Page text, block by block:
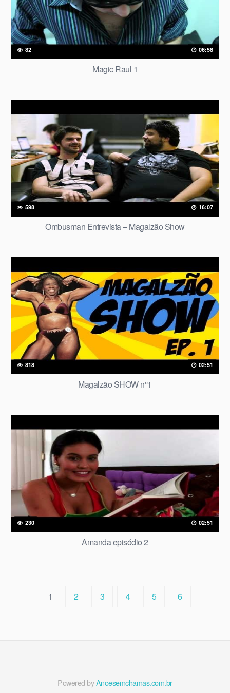
82 06:58
Magic Raul 1
598 16:07
Ombusman Entrevista – Magalzão Show
818 02:51
Magalzão SHOW n°1
230 02:51
Amanda episódio 2
1 2 3 4 5 6
Powered byAnoesemchamas.com.br